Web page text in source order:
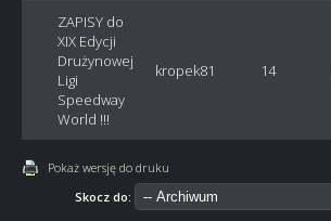
ZAPISY do
XIX Edycji
Drużynowej
Ligi
Speedway
World !!!
kropek81 14
Pokaż wersję do druku
Skocz do: